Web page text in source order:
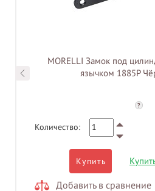
MORELLI Замок под
язычком 1885P
?
Количество:
Купить
Добавить в сравнение